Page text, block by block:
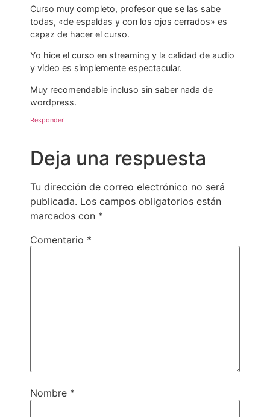
Curso muy completo, profesor que se las sabe
todas, «de espaldas y con los ojos cerrados» es
capaz de hacer el curso.
Yo hice el curso en streaming y la calidad de audio
y video es simplemente espectacular.
Muy recomendable incluso sin saber nada de
wordpress.
Responder
Deja una respuesta
Tu dirección de correo electrónico no será
publicada. Los campos obligatorios están
marcados con *
Comentario *
Nombre *